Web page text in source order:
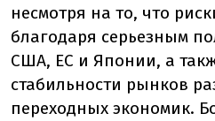
несмотря на то, что
благодаря серьезным
США, ЕС и Японии, а
стабильности рынков
переходных экономик.